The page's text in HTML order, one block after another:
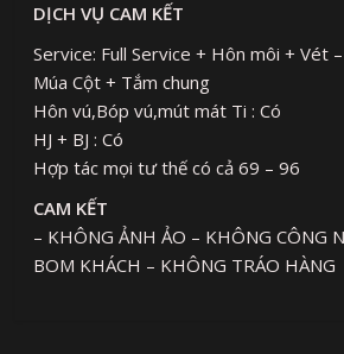
DỊCH VỤ CAM KẾT
Service: Full Service + Hôn môi + Vét
Múa Cột + Tắm chung
Hôn vú,Bóp vú,mút mát Ti : Có
HJ + BJ : Có
Hợp tác mọi tư thế có cả 69 – 96
CAM KẾT
– KHÔNG ẢNH ẢO – KHÔNG CÔNG
BOM KHÁCH – KHÔNG TRÁO HÀNG